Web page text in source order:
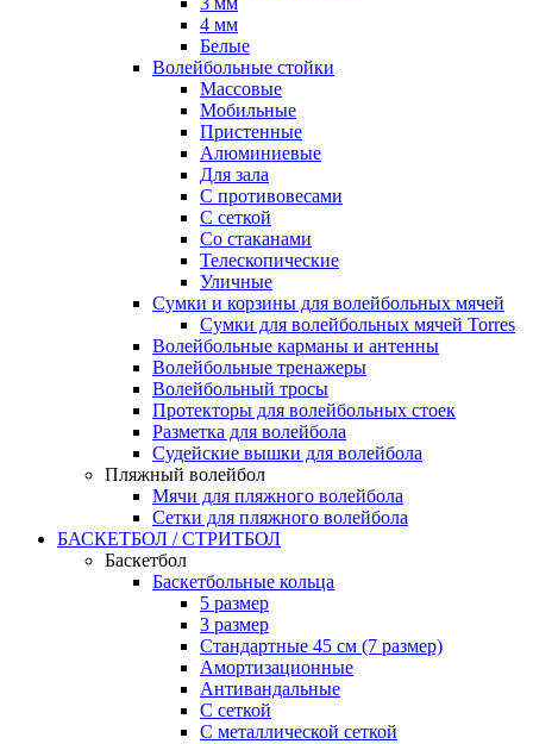
4 мм
Белые
Волейбольные стойки
Массовые
Мобильные
Пристенные
Алюминиевые
Для зала
С противовесами
С сеткой
Со стаканами
Телескопические
Уличные
Сумки и корзины для волейбольных мячей
Сумки для волейбольных мячей Torres
Волейбольные карманы и антенны
Волейбольные тренажеры
Волейбольный тросы
Протекторы для волейбольных стоек
Разметка для волейбола
Судейские вышки для волейбола
Пляжный волейбол
Мячи для пляжного волейбола
Сетки для пляжного волейбола
БАСКЕТБОЛ / СТРИТБОЛ
Баскетбол
Баскетбольные кольца
5 размер
3 размер
Стандартные 45 см (7 размер)
Амортизационные
Антивандальные
С сеткой
С металлической сеткой